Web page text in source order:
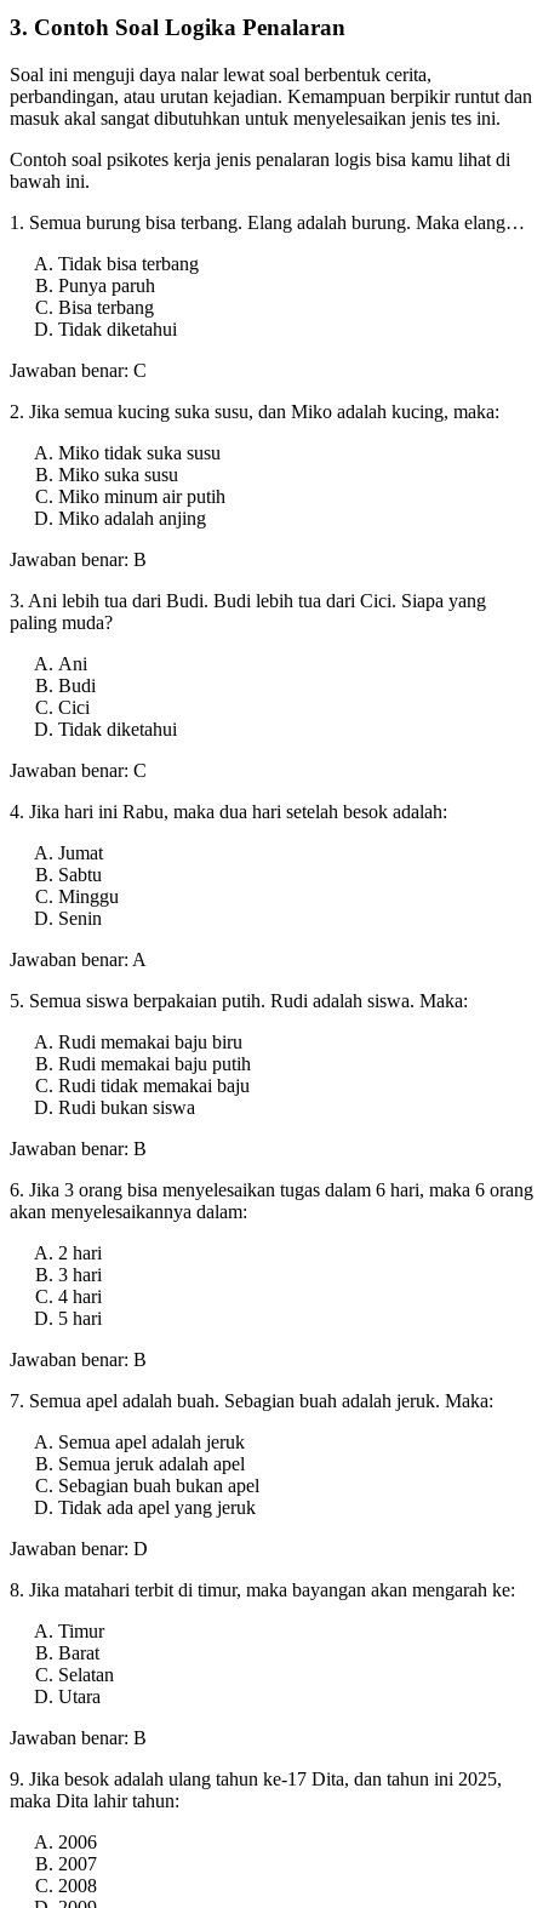
3. Contoh Soal Logika Penalaran
Soal ini menguji daya nalar lewat soal berbentuk cerita,
perbandingan, atau urutan kejadian. Kemampuan berpikir runtut dan
masuk akal sangat dibutuhkan untuk menyelesaikan jenis tes ini.
Contoh soal psikotes kerja jenis penalaran logis bisa kamu lihat di
bawah ini.
1. Semua burung bisa terbang. Elang adalah burung. Maka elang…
Tidak bisa terbang
Punya paruh
Bisa terbang
Tidak diketahui
Jawaban benar: C
2. Jika semua kucing suka susu, dan Miko adalah kucing, maka:
Miko tidak suka susu
Miko suka susu
Miko minum air putih
Miko adalah anjing
Jawaban benar: B
3. Ani lebih tua dari Budi. Budi lebih tua dari Cici. Siapa yang
paling muda?
Ani
Budi
Cici
Tidak diketahui
Jawaban benar: C
4. Jika hari ini Rabu, maka dua hari setelah besok adalah:
Jumat
Sabtu
Minggu
Senin
Jawaban benar: A
5. Semua siswa berpakaian putih. Rudi adalah siswa. Maka:
Rudi memakai baju biru
Rudi memakai baju putih
Rudi tidak memakai baju
Rudi bukan siswa
Jawaban benar: B
6. Jika 3 orang bisa menyelesaikan tugas dalam 6 hari, maka 6 orang
akan menyelesaikannya dalam:
2 hari
3 hari
4 hari
5 hari
Jawaban benar: B
7. Semua apel adalah buah. Sebagian buah adalah jeruk. Maka:
Semua apel adalah jeruk
Semua jeruk adalah apel
Sebagian buah bukan apel
Tidak ada apel yang jeruk
Jawaban benar: D
8. Jika matahari terbit di timur, maka bayangan akan mengarah ke:
Timur
Barat
Selatan
Utara
Jawaban benar: B
9. Jika besok adalah ulang tahun ke-17 Dita, dan tahun ini 2025,
maka Dita lahir tahun:
2006
2007
2008